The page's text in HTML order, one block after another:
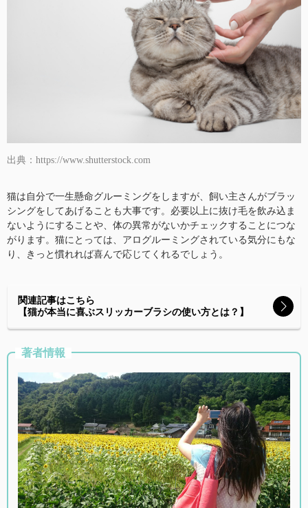
出典：https://www.shutterstock.com
猫は自分で一生懸命グルーミングをしますが、飼い主さんがブラッ
シングをしてあげることも大事です。必要以上に抜け毛を飲み込ま
ないようにすることや、体の異常がないかチェックすることにつな
がります。猫にとっては、アログルーミングされている気分にもな
り、きっと慣れれば喜んで応じてくれるでしょう。
関連記事はこちら
【猫が本当に喜ぶスリッカーブラシの使い方とは？】
著者情報